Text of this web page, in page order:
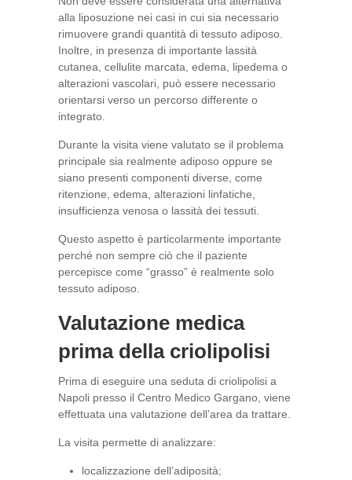
alla liposuzione nei casi in cui sia necessario
rimuovere grandi quantità di tessuto adiposo.
Inoltre, in presenza di importante lassità
cutanea, cellulite marcata, edema, lipedema o
alterazioni vascolari, può essere necessario
orientarsi verso un percorso differente o
integrato.
Durante la visita viene valutato se il problema
principale sia realmente adiposo oppure se
siano presenti componenti diverse, come
ritenzione, edema, alterazioni linfatiche,
insufficienza venosa o lassità dei tessuti.
Questo aspetto è particolarmente importante
perché non sempre ciò che il paziente
percepisce come “grasso” è realmente solo
tessuto adiposo.
Valutazione medica
prima della criolipolisi
Prima di eseguire una seduta di criolipolisi a
Napoli presso il Centro Medico Gargano, viene
effettuata una valutazione dell’area da trattare.
La visita permette di analizzare:
localizzazione dell’adiposità;